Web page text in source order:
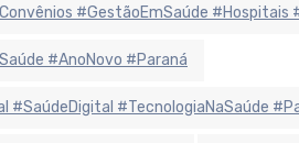
#GestãoEmSaúde #Hospitais
#AnoNovo #Paraná
#SaúdeDigital #TecnologiaNaSaúde